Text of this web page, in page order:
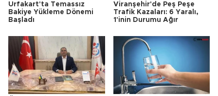
Urfakart'ta Temassız
Bakiye Yükleme Dönemi
Başladı
Viranşehir'de Peş Peşe
Trafik Kazaları: 6 Yaralı,
1'inin Durumu Ağır